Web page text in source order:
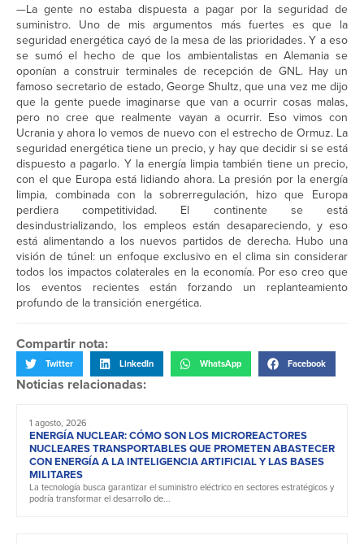
—La gente no estaba dispuesta a pagar por la seguridad de
suministro. Uno de mis argumentos más fuertes es que la
seguridad energética cayó de la mesa de las prioridades. Y a eso
se sumó el hecho de que los ambientalistas en Alemania se
oponían a construir terminales de recepción de GNL. Hay un
famoso secretario de estado, George Shultz, que una vez me dijo
que la gente puede imaginarse que van a ocurrir cosas malas,
pero no cree que realmente vayan a ocurrir. Eso vimos con
Ucrania y ahora lo vemos de nuevo con el estrecho de Ormuz. La
seguridad energética tiene un precio, y hay que decidir si se está
dispuesto a pagarlo. Y la energía limpia también tiene un precio,
con el que Europa está lidiando ahora. La presión por la energía
limpia, combinada con la sobrerregulación, hizo que Europa
perdiera competitividad. El continente se está
desindustrializando, los empleos están desapareciendo, y eso
está alimentando a los nuevos partidos de derecha. Hubo una
visión de túnel: un enfoque exclusivo en el clima sin considerar
todos los impactos colaterales en la economía. Por eso creo que
los eventos recientes están forzando un replanteamiento
profundo de la transición energética.
Compartir nota:
Twitter LinkedIn WhatsApp Facebook
Noticias relacionadas:
1 agosto, 2026
ENERGÍA NUCLEAR: CÓMO SON LOS MICROREACTORES
NUCLEARES TRANSPORTABLES QUE PROMETEN ABASTECER
CON ENERGÍA A LA INTELIGENCIA ARTIFICIAL Y LAS BASES
MILITARES
La tecnología busca garantizar el suministro eléctrico en sectores estratégicos y
podría transformar el desarrollo de...